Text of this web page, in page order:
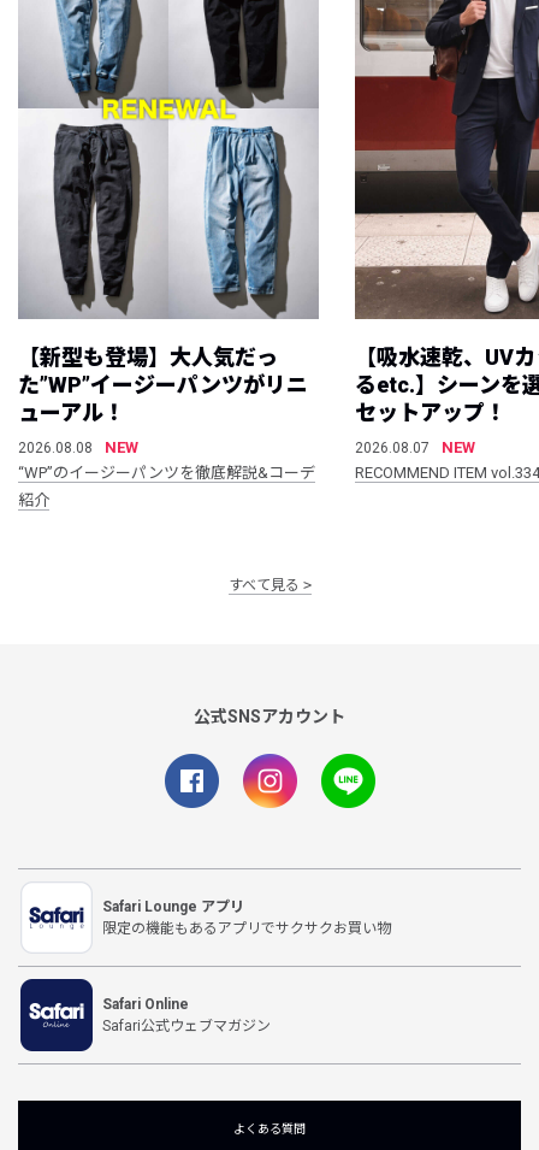
【新型も登場】大人気だっ
た”WP”イージーパンツがリニ
ューアル！
2026.08.08
NEW
“WP”のイージーパンツを徹底解説&コーデ
紹介
【吸水速乾、UV
るetc.】シーンを
セットアップ！
2026.08.07
NEW
RECOMMEND ITEM vol.334
すべて見る
公式SNSアカウント
Safari Lounge アプリ
限定の機能もあるアプリでサクサクお買い物
Safari Online
Safari公式ウェブマガジン
よくある質問